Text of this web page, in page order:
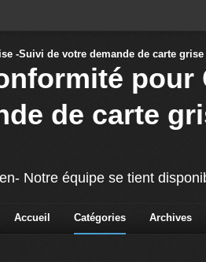
pour
de carte
Notre équipe se tient
Accueil Catégories Archives